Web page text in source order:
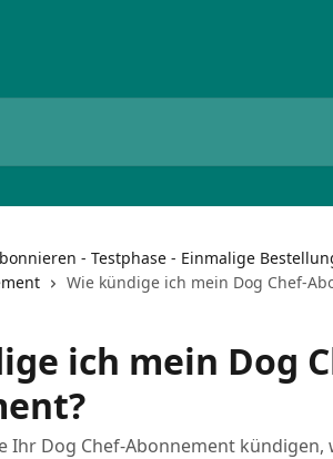
- Testphase - Einmalige
Wie kündige ich mein Dog Chef-
ich mein Dog
Ihr Dog Chef-Abonnement